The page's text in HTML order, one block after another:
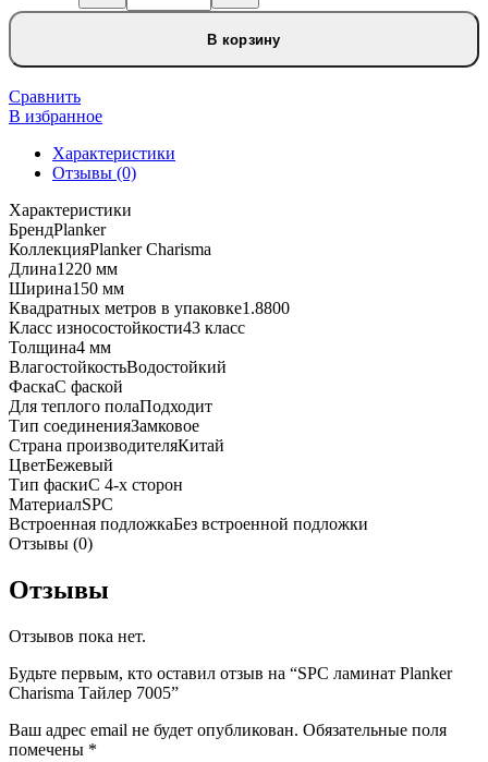
товара
Planker
Charisma
Тайлер
В корзину
Сравнить
В избранное
Характеристики
Отзывы (0)
Характеристики
БрендPlanker
КоллекцияPlanker Charisma
Длина1220 мм
Ширина150 мм
Квадратных метров в упаковке1.8800
Класс износостойкости43 класс
Толщина4 мм
ВлагостойкостьВодостойкий
ФаскаС фаской
Для теплого полаПодходит
Тип соединенияЗамковое
Страна производителяКитай
ЦветБежевый
Тип фаскиС 4-х сторон
МатериалSPC
Встроенная подложкаБез встроенной подложки
Отзывы (0)
Отзывы
Отзывов пока нет.
Будьте первым, кто оставил отзыв на “SPC ламинат Planker
Charisma Тайлер 7005”
Ваш адрес email не будет опубликован. Обязательные поля
помечены *